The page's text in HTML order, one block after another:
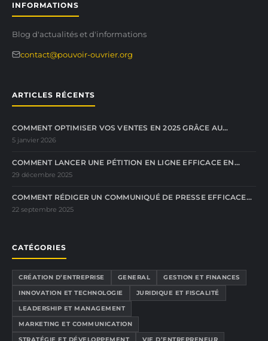
INFORMATIONS
Blog d'actualités et d'informations
contact@pouvoir-ouvrier.org
ARTICLES RÉCENTS
COMMENT OPTIMISER VOS VENTES EN 2025 GRÂCE AU…
5 janvier 2026
COMMENT LANCER UNE PÉTITION EN LIGNE EFFICACE EN…
29 décembre 2025
COMMENT RÉDIGER UN COMMUNIQUÉ DE PRESSE EFFICACE…
22 septembre 2025
CATÉGORIES
CRÉATION D’ENTREPRISE GENERAL
GESTION ET FINANCES
INNOVATION ET TECHNOLOGIE
JURIDIQUE ET FISCALITÉ
LEADERSHIP ET MANAGEMENT
MARKETING ET COMMUNICATION